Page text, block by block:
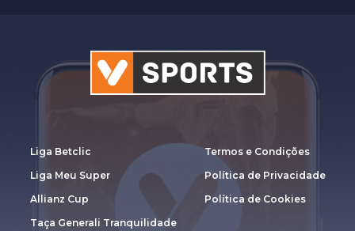
Liga Betclic
Liga Meu Super
Allianz Cup
Taça Generali Tranquilidade
Termos e Condições
Política de Privacidade
Política de Cookies